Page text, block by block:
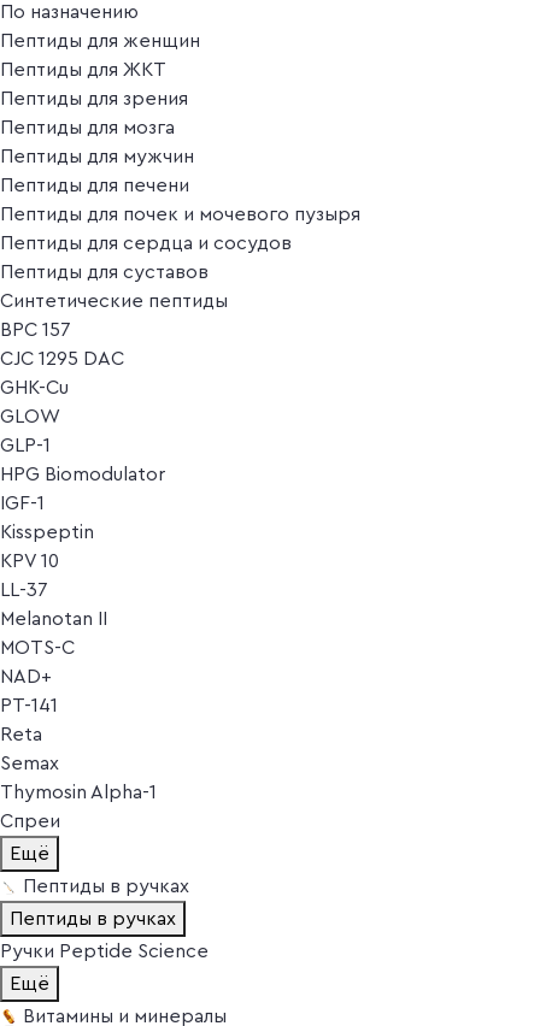
По назначению
Пептиды для женщин
Пептиды для ЖКТ
Пептиды для зрения
Пептиды для мозга
Пептиды для мужчин
Пептиды для печени
Пептиды для почек и мочевого пузыря
Пептиды для сердца и сосудов
Пептиды для суставов
Синтетические пептиды
BPC 157
CJC 1295 DAC
GHK-Cu
GLOW
GLP-1
HPG Biomodulator
IGF-1
Kisspeptin
KPV 10
LL-37
Melanotan II
MOTS-C
NAD+
PT-141
Reta
Semax
Thymosin Alpha-1
Спреи
Ещё
Пептиды в ручках
Пептиды в ручках
Ручки Peptide Science
Ещё
Витамины и минералы